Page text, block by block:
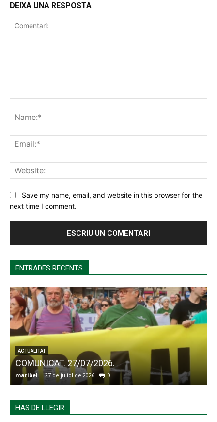
DEIXA UNA RESPOSTA
Save my name, email, and website in this browser for the
next time I comment.
ENTRADES RECENTS
ACTUALITAT
COMUNICAT. 27/07/2026.
maribel - 27 de juliol de 2026 0
HAS DE LLEGIR